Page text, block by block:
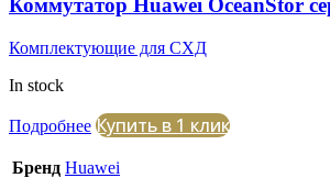
Коммутатор Huawei OceanStor
Комплектующие для СХД
In stock
Подробнее Купить в 1 клик
Бренд Huawei